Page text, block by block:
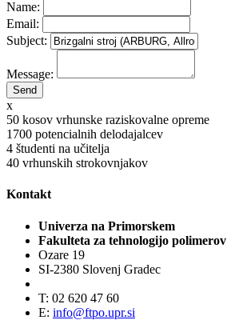
Name:
Email:
Subject:
Message:
x
50 kosov vrhunske raziskovalne opreme
1700 potencialnih delodajalcev
4 študenti na učitelja
40 vrhunskih strokovnjakov
Kontakt
Univerza na Primorskem
Fakulteta za tehnologijo polimerov
Ozare 19
SI-2380 Slovenj Gradec
T: 02 620 47 60
E: info@ftpo.upr.si